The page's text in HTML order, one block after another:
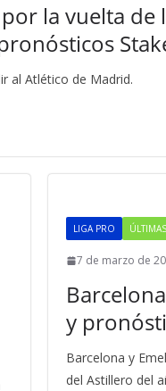
la vuelta de
al Atlético de Madrid.
LIGA PRO
7 de marzo de
y
Barcelona y
del Astillero del